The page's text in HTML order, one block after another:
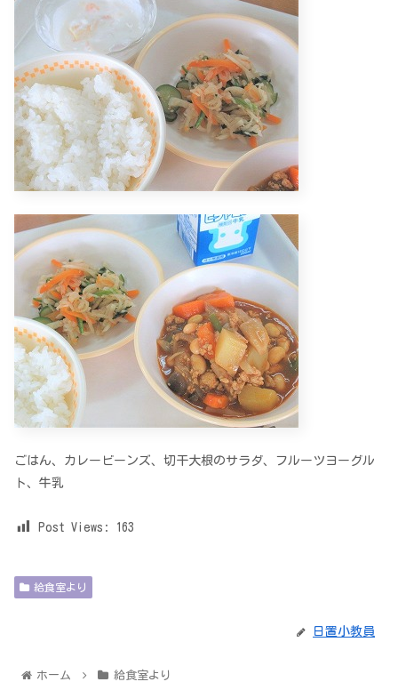
ごはん、カレービーンズ、切干大根のサラダ、フルーツヨーグル
ト、牛乳
Post Views: 163
給食室より
日置小教員
ホーム 給食室より